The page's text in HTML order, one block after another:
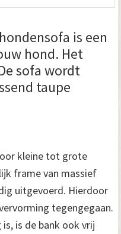
is een
hond. Het
sofa wordt
taupe
kleine tot grote
frame van massief
uitgevoerd. Hierdoor
tegengegaan.
is de bank ook vrij